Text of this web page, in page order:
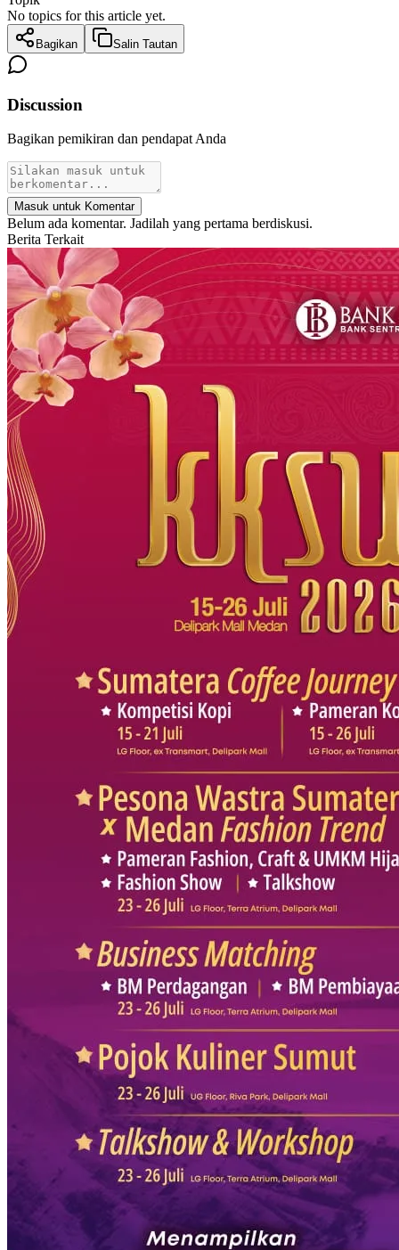
No topics for this article yet.
Bagikan Salin Tautan
Discussion
Bagikan pemikiran dan pendapat Anda
Masuk untuk Komentar
Belum ada komentar. Jadilah yang pertama berdiskusi.
Berita Terkait